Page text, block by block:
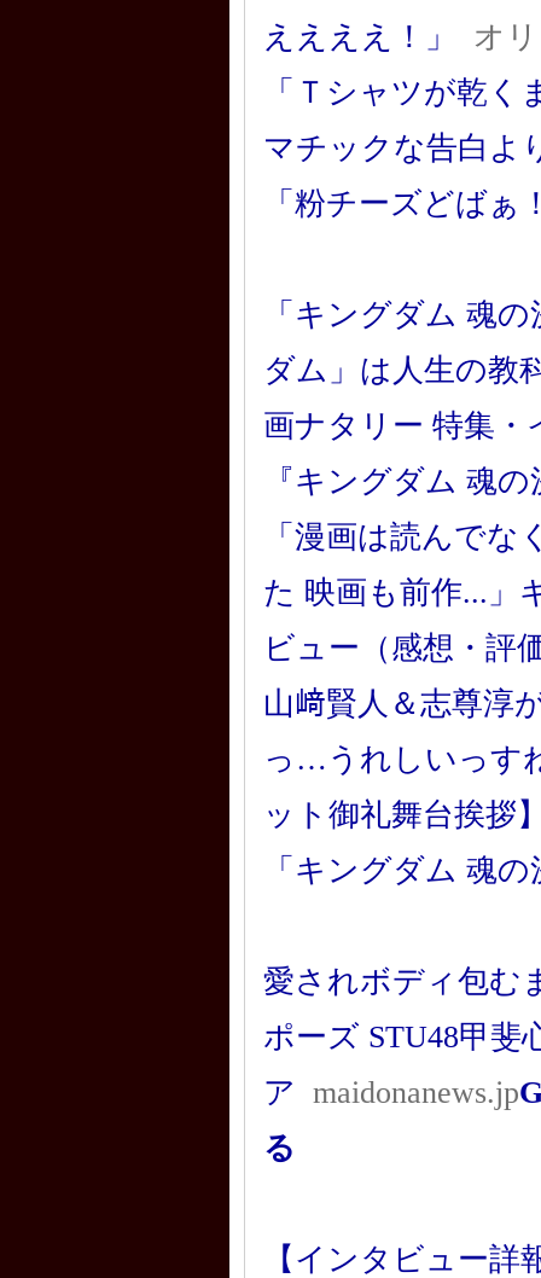
ええええ！」
オ
「Ｔシャツが乾
マチックな告白よ
「粉チーズどば
「キングダム 魂
ダム」は人生の教
画ナタリー 特集・
『キングダム 魂
「漫画は読んで
た 映画も前作...」
ビュー（感想・評
山﨑賢人＆志尊淳
っ…うれしいっす
ット御礼舞台挨拶
「キングダム 魂
愛されボディ包む
ポーズ STU48甲斐
ア maidonanews.jp
る
【インタビュー